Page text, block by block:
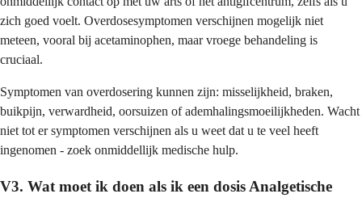
zich goed voelt. Overdosesymptomen verschijnen mogelijk niet
meteen, vooral bij acetaminophen, maar vroege behandeling is
cruciaal.
Symptomen van overdosering kunnen zijn: misselijkheid, braken,
buikpijn, verwardheid, oorsuizen of ademhalingsmoeilijkheden. Wacht
niet tot er symptomen verschijnen als u weet dat u te veel heeft
ingenomen - zoek onmiddellijk medische hulp.
V3. Wat moet ik doen als ik een dosis Analgetische